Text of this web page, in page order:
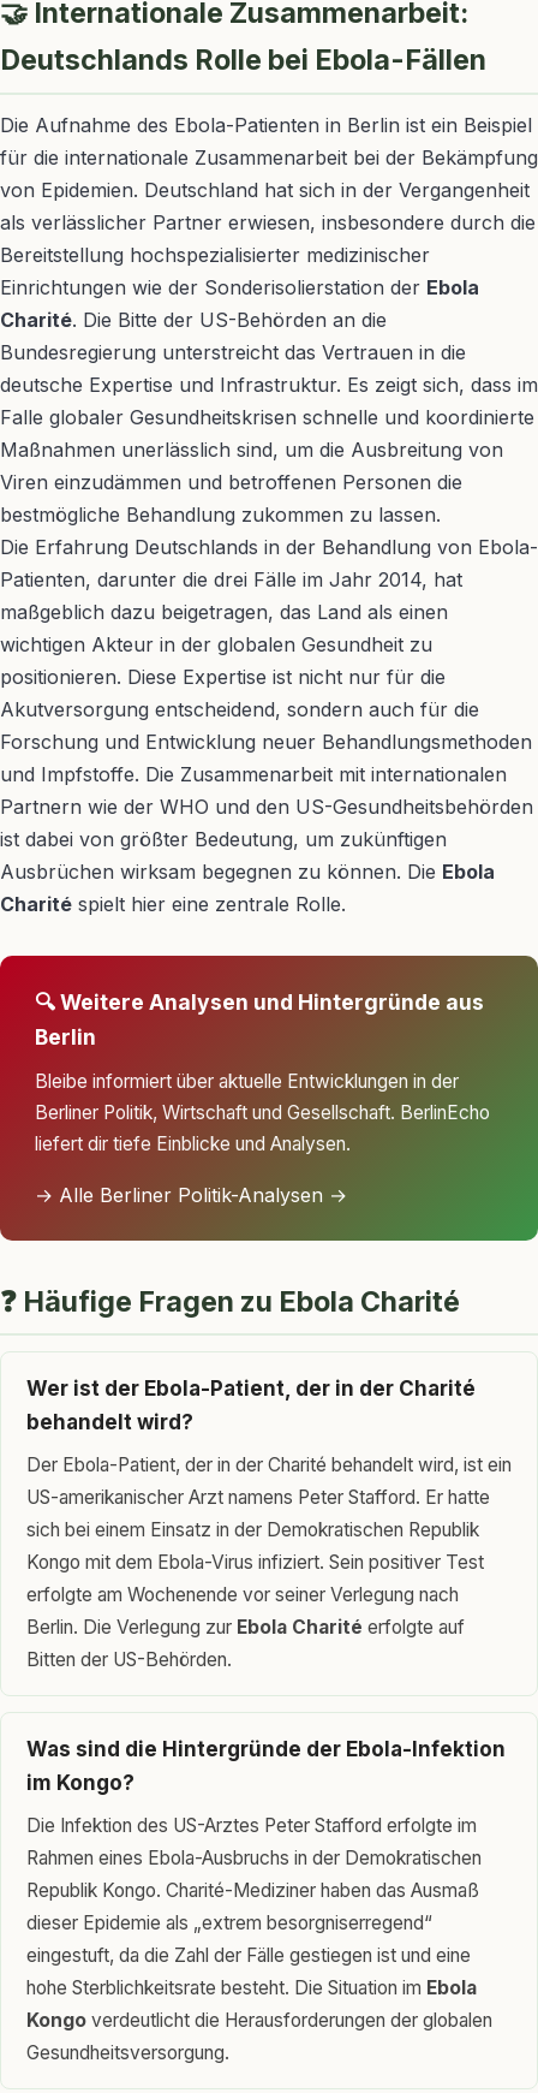
🤝 Internationale Zusammenarbeit:
Deutschlands Rolle bei Ebola-Fällen
Die Aufnahme des Ebola-Patienten in Berlin ist ein Beispiel
für die internationale Zusammenarbeit bei der Bekämpfung
von Epidemien. Deutschland hat sich in der Vergangenheit
als verlässlicher Partner erwiesen, insbesondere durch die
Bereitstellung hochspezialisierter medizinischer
Einrichtungen wie der Sonderisolierstation der Ebola
Charité. Die Bitte der US-Behörden an die
Bundesregierung unterstreicht das Vertrauen in die
deutsche Expertise und Infrastruktur. Es zeigt sich, dass im
Falle globaler Gesundheitskrisen schnelle und koordinierte
Maßnahmen unerlässlich sind, um die Ausbreitung von
Viren einzudämmen und betroffenen Personen die
bestmögliche Behandlung zukommen zu lassen.
Die Erfahrung Deutschlands in der Behandlung von Ebola-
Patienten, darunter die drei Fälle im Jahr 2014, hat
maßgeblich dazu beigetragen, das Land als einen
wichtigen Akteur in der globalen Gesundheit zu
positionieren. Diese Expertise ist nicht nur für die
Akutversorgung entscheidend, sondern auch für die
Forschung und Entwicklung neuer Behandlungsmethoden
und Impfstoffe. Die Zusammenarbeit mit internationalen
Partnern wie der WHO und den US-Gesundheitsbehörden
ist dabei von größter Bedeutung, um zukünftigen
Ausbrüchen wirksam begegnen zu können. Die Ebola
Charité spielt hier eine zentrale Rolle.
🔍 Weitere Analysen und Hintergründe aus
Berlin
Bleibe informiert über aktuelle Entwicklungen in der
Berliner Politik, Wirtschaft und Gesellschaft. BerlinEcho
liefert dir tiefe Einblicke und Analysen.
→ Alle Berliner Politik-Analysen →
❓ Häufige Fragen zu Ebola Charité
Wer ist der Ebola-Patient, der in der Charité
behandelt wird?
Der Ebola-Patient, der in der Charité behandelt wird, ist ein
US-amerikanischer Arzt namens Peter Stafford. Er hatte
sich bei einem Einsatz in der Demokratischen Republik
Kongo mit dem Ebola-Virus infiziert. Sein positiver Test
erfolgte am Wochenende vor seiner Verlegung nach
Berlin. Die Verlegung zur Ebola Charité erfolgte auf
Bitten der US-Behörden.
Was sind die Hintergründe der Ebola-Infektion
im Kongo?
Die Infektion des US-Arztes Peter Stafford erfolgte im
Rahmen eines Ebola-Ausbruchs in der Demokratischen
Republik Kongo. Charité-Mediziner haben das Ausmaß
dieser Epidemie als „extrem besorgniserregend“
eingestuft, da die Zahl der Fälle gestiegen ist und eine
hohe Sterblichkeitsrate besteht. Die Situation im Ebola
Kongoverdeutlicht die Herausforderungen der globalen
Gesundheitsversorgung.